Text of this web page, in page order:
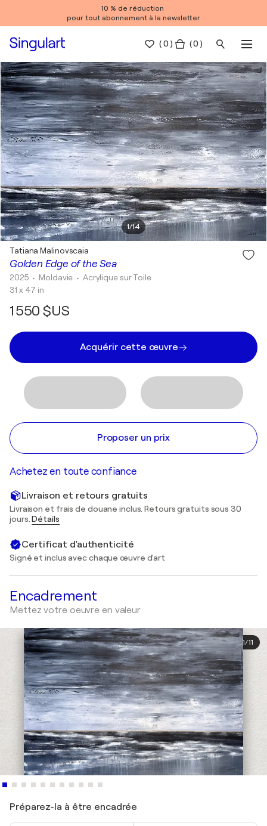
10 % de réduction
pour tout abonnement à la newsletter
(0 ) ( 0 )
1/14
Golden Edge of the Sea
Tatiana Malinovscaia
2025 • Moldavie • Acrylique sur Toile
31 x 47 in
1 550 $US
Acquérir cette œuvre
Proposer un prix
Achetez en toute confiance
Livraison et retours gratuits
Livraison et frais de douane inclus. Retours gratuits sous 30
jours.Détails
Certificat d'authenticité
Signé et inclus avec chaque œuvre d'art
Encadrement
Mettez votre oeuvre en valeur
1/11
Préparez-la à être encadrée